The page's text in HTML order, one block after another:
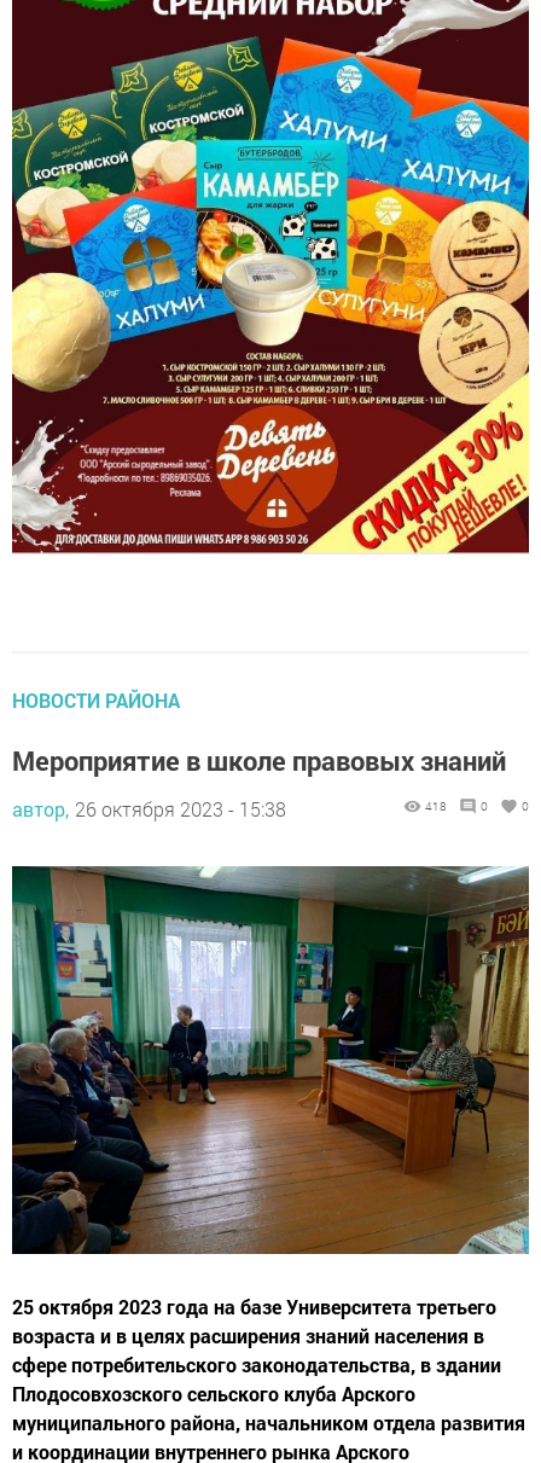
НОВОСТИ РАЙОНА
Мероприятие в школе правовых знаний
возраста и в целях расширения знаний населения в
сфере потребительского законодательства, в здании
Плодосовхозского сельского клуба Арского
муниципального района, начальником отдела развития
и координации внутреннего рынка Арского